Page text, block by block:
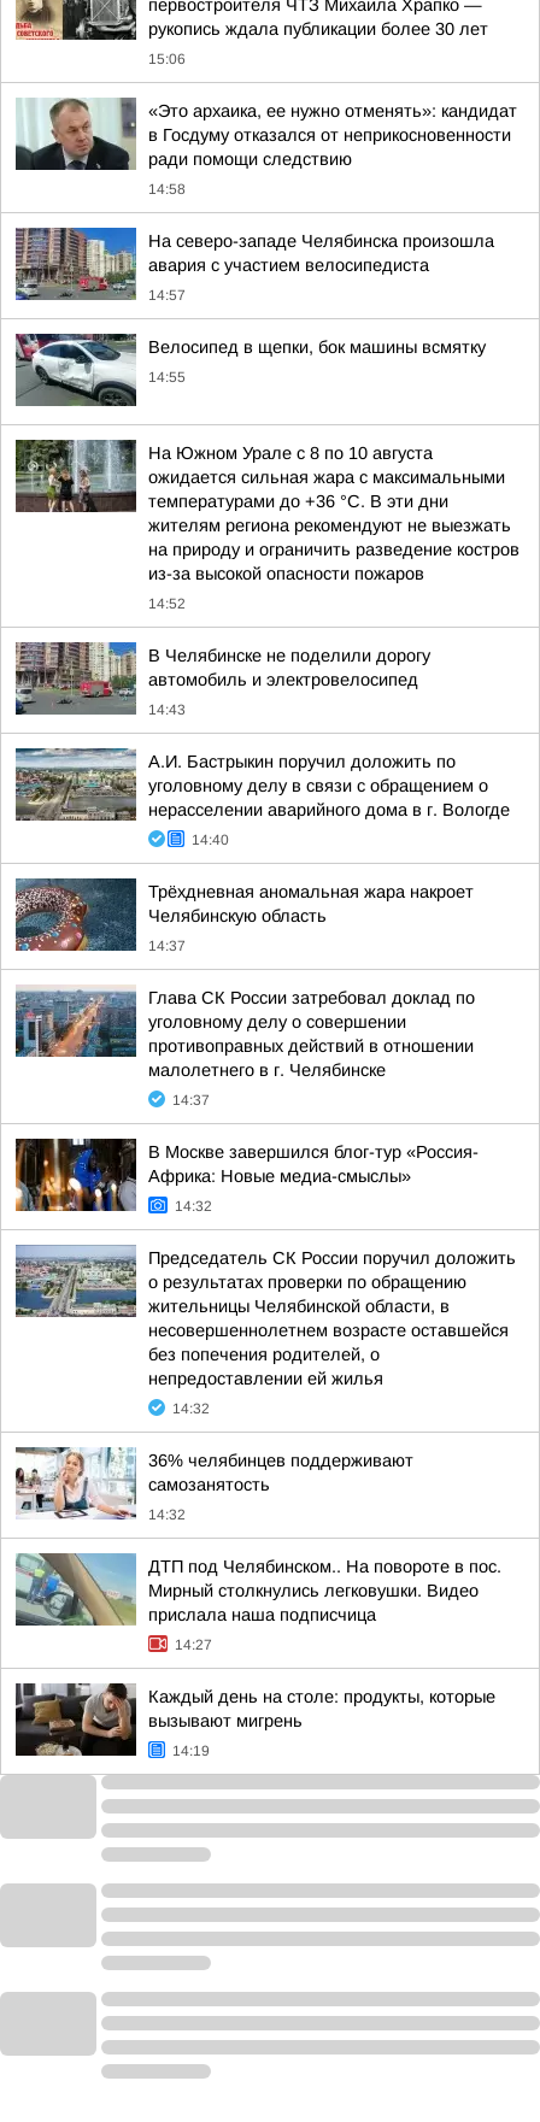
первостроителя ЧТЗ Михаила Храпко —
рукопись ждала публикации более 30 лет
15:06
«Это архаика, ее нужно отменять»: кандидат
в Госдуму отказался от неприкосновенности
ради помощи следствию
14:58
На северо-западе Челябинска произошла
авария с участием велосипедиста
14:57
Велосипед в щепки, бок машины всмятку
14:55
На Южном Урале с 8 по 10 августа
ожидается сильная жара с максимальными
температурами до +36 °C. В эти дни
жителям региона рекомендуют не выезжать
на природу и ограничить разведение костров
из-за высокой опасности пожаров
14:52
В Челябинске не поделили дорогу
автомобиль и электровелосипед
14:43
А.И. Бастрыкин поручил доложить по
уголовному делу в связи с обращением о
нерасселении аварийного дома в г. Вологде
14:40
Трёхдневная аномальная жара накроет
Челябинскую область
14:37
Глава СК России затребовал доклад по
уголовному делу о совершении
противоправных действий в отношении
малолетнего в г. Челябинске
14:37
В Москве завершился блог-тур «Россия-
Африка: Новые медиа-смыслы»
14:32
Председатель СК России поручил доложить
о результатах проверки по обращению
жительницы Челябинской области, в
несовершеннолетнем возрасте оставшейся
без попечения родителей, о
непредоставлении ей жилья
14:32
36% челябинцев поддерживают
самозанятость
14:32
ДТП под Челябинском.. На повороте в пос.
Мирный столкнулись легковушки. Видео
прислала наша подписчица
14:27
Каждый день на столе: продукты, которые
вызывают мигрень
14:19